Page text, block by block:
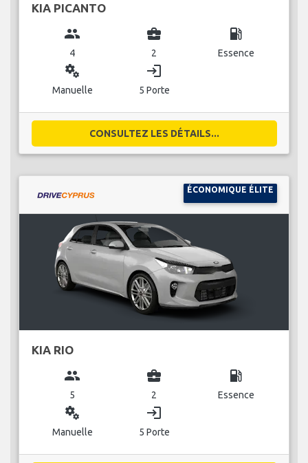
KIA PICANTO
group
4
business_center
2
local_gas_station
Essence
miscellaneous_services
Manuelle
login
5 Porte
CONSULTEZ LES DÉTAILS...
ÉCONOMIQUE ÉLITE
KIA RIO
group
5
business_center
2
local_gas_station
Essence
miscellaneous_services
Manuelle
login
5 Porte